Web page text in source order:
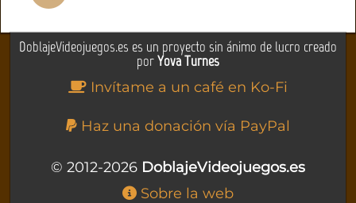
DoblajeVideojuegos.es es un proyecto sin ánimo de lucro creado
porYova Turnes
Invítame a un café en Ko-Fi
Haz una donación vía PayPal
© 2012-2026 DoblajeVideojuegos.es
Sobre la web